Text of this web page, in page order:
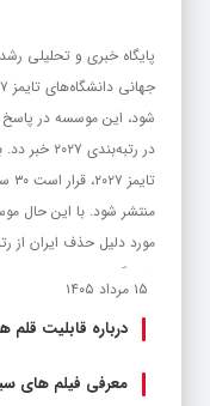
در
منتشر شود. با این حال
مورد دلیل حذف ایران از
کرد. بر اساس اعلام این
۱۵ مرداد ۱۴۰۵
درباره قابلیت
معرفی فیلم های